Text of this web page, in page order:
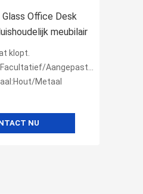
Office Desk
meubilair
klopt.
Aangepaste 8mm/
Metaal
NU